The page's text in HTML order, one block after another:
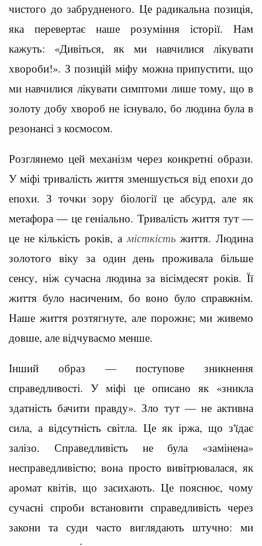
чистого до забрудненого. Це радикальна позиція,
яка перевертає наше розуміння історії. Нам
кажуть: «Дивіться, як ми навчилися лікувати
хвороби!». З позицій міфу можна припустити, що
ми навчилися лікувати симптоми лише тому, що в
золоту добу хвороб не існувало, бо людина була в
резонансі з космосом.
Розглянемо цей механізм через конкретні образи.
У міфі тривалість життя зменшується від епохи до
епохи. З точки зору біології це абсурд, але як
метафора — це геніально. Тривалість життя тут —
це не кількість років, амісткість життя. Людина
золотого віку за один день проживала більше
сенсу, ніж сучасна людина за вісімдесят років. Її
життя було насиченим, бо воно було справжнім.
Наше життя розтягнуте, але порожнє; ми живемо
довше, але відчуваємо менше.
Інший образ — поступове зникнення
справедливості. У міфі це описано як «зникла
здатність бачити правду». Зло тут — не активна
сила, а відсутність світла. Це як іржа, що з'їдає
залізо. Справедливість не була «замінена»
несправедливістю; вона просто вивітрювалася, як
аромат квітів, що засихають. Це пояснює, чому
сучасні спроби встановити справедливість через
закони та суди часто виглядають штучно: ми